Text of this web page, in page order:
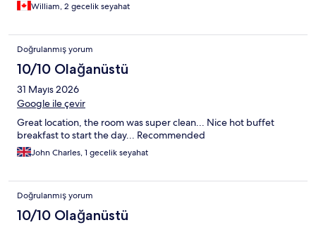
William, 2 gecelik seyahat
Doğrulanmış yorum
10/10 Olağanüstü
31 Mayıs 2026
Google ile çevir
Great location, the room was super clean... Nice hot buffet
breakfast to start the day... Recommended
John Charles, 1 gecelik seyahat
Doğrulanmış yorum
10/10 Olağanüstü